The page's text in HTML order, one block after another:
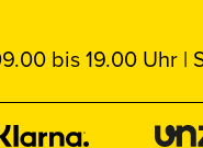
bis 19.00 Uhr |